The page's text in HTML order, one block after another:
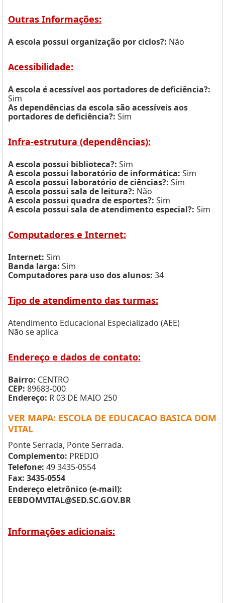
Outras Informações:
A escola possui organização por ciclos?: Não
Acessibilidade:
A escola é acessível aos portadores de deficiência?:
Sim
As dependências da escola são acessíveis aos
portadores de deficiência?: Sim
Infra-estrutura (dependências):
A escola possui biblioteca?: Sim
A escola possui laboratório de informática: Sim
A escola possui laboratório de ciências?: Sim
A escola possui sala de leitura?: Não
A escola possui quadra de esportes?: Sim
A escola possui sala de atendimento especial?: Sim
Computadores e Internet:
Internet: Sim
Banda larga: Sim
Computadores para uso dos alunos: 34
Tipo de atendimento das turmas:
Atendimento Educacional Especializado (AEE)
Não se aplica
Endereço e dados de contato:
Bairro: CENTRO
CEP: 89683-000
Endereço: R 03 DE MAIO 250
VER MAPA: ESCOLA DE EDUCACAO BASICA DOM
VITAL
Ponte Serrada, Ponte Serrada.
Complemento: PREDIO
Telefone: 49 3435-0554
Fax: 3435-0554
Endereço eletrônico (e-mail):
EEBDOMVITAL@SED.SC.GOV.BR
Informações adicionais: